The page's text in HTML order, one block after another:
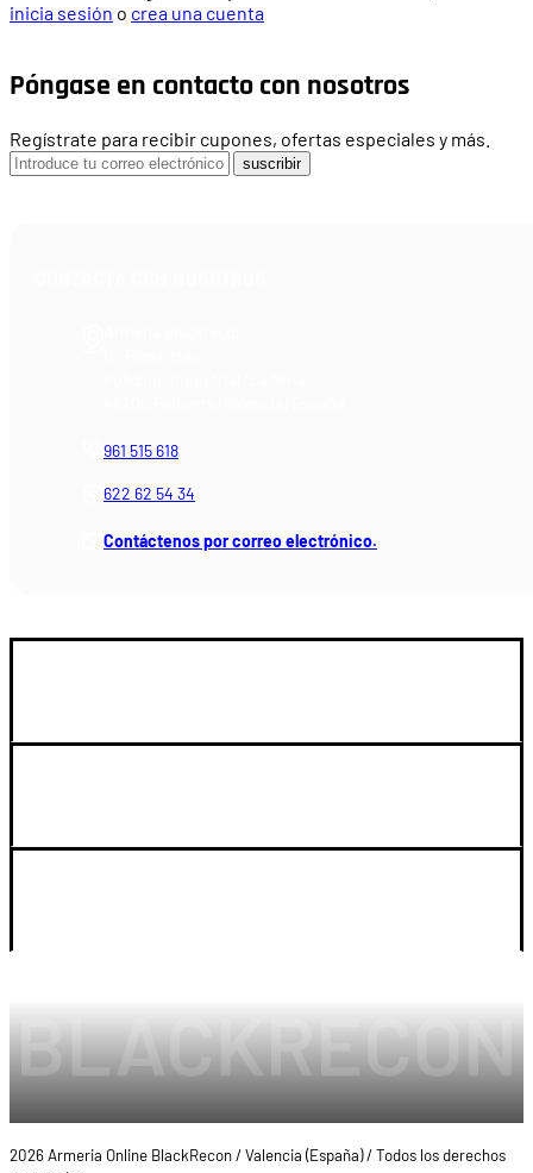
inicia sesión o crea una cuenta
Póngase en contacto con nosotros
Regístrate para recibir cupones, ofertas especiales y más.
suscribir
961 515 618
622 62 54 34
Contáctenos por correo electrónico.
2026 Armeria Online BlackRecon / Valencia (España) / Todos los derechos